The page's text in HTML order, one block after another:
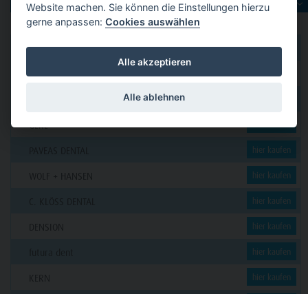
dental 2000 hier kaufen
Dental Eggert hier kaufen
GERL
hier kaufen
hier kaufen
hier kaufen
hier kaufen
hier kaufen
hier kaufen
Website machen. Sie können die Einstellungen hierzu
gerne anpassen:Cookies auswählen
Alle akzeptieren
Alle ablehnen